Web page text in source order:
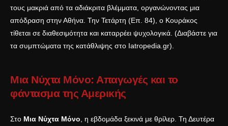
τους μακριά από τα αδιάκριτα βλέμματα, οργανώνοντας μια
απόδραση στην Αθήνα. Την Τετάρτη (Επ. 84), ο Κουράκος
τίθεται σε διαθεσιμότητα και καταρρέει ψυχολογικά. (Διαβάστε για
τα συμπτώματα της κατάθλιψης στο Iatropedia.gr).
Μια Νύχτα Μόνο: Απαγωγές και το
φάντασμα της Αμερικής
Στο Μια Νύχτα Μόνο, η εβδομάδα ξεκινά με θρίλερ. Τη Δευτέρα